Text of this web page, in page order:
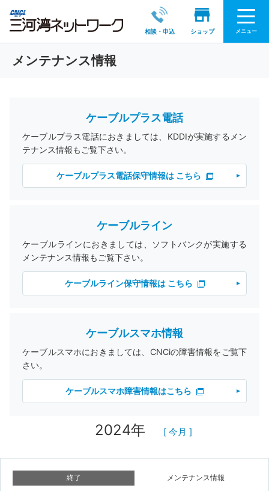
相談・申込 ショップ メニュー
メンテナンス情報
ケーブルプラス電話
ケーブルプラス電話におきましては、KDDIが実施するメン
テナンス情報もご覧下さい。
ケーブルプラス電話保守情報は こちら
ケーブルライン
ケーブルラインにおきましては、ソフトバンクが実施する
メンテナンス情報もご覧下さい。
ケーブルライン保守情報は こちら
ケーブルスマホ情報
ケーブルスマホにおきましては、CNCiの障害情報をご覧下
さい。
ケーブルスマホ障害情報はこちら
2024年 [ 今月 ]
終了 メンテナンス情報